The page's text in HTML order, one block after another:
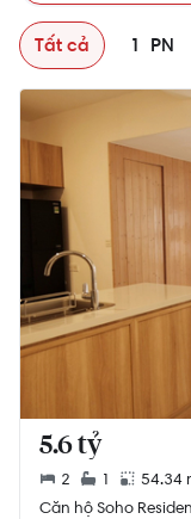
Tất cả 1 PN
5.6 tỷ
2 1
54.34
Căn hộ Soho